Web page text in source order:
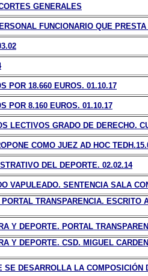
GENERALES
FUNCIONARIO QUE
POR 18.660 EUROS. 01.10.17
POR 8.160 EUROS. 01.10.17
LECTIVOS GRADO DE DERECHO.
COMO JUEZ AD HOC
DEL DEPORTE. 02.02.14
VAPULEADO. SENTENCIA SALA
TRANSPARENCIA.
Y DEPORTE. PORTAL
Y DEPORTE. CSD. MIGUEL
DESARROLLA LA